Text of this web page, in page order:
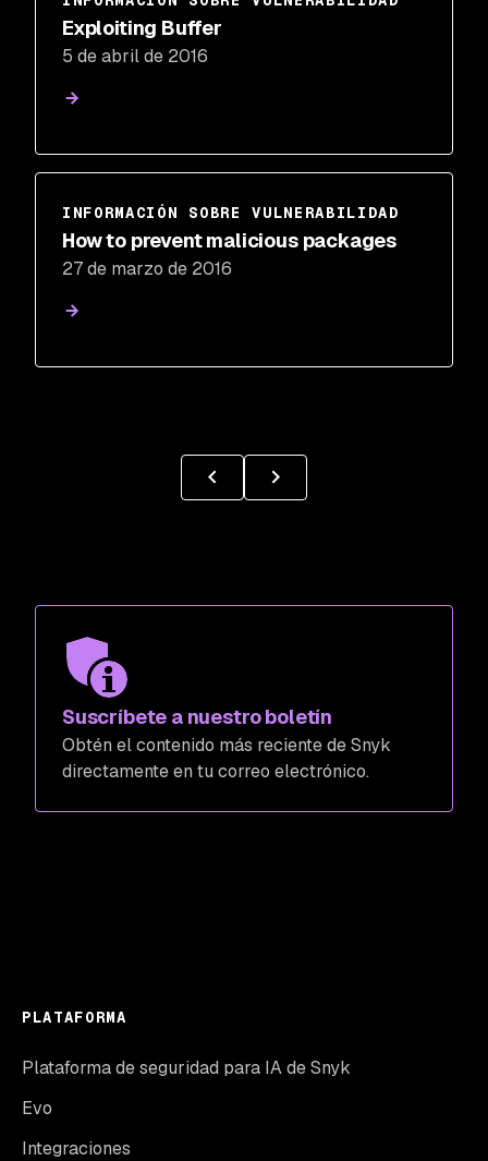
Exploiting Buffer
5 de abril de 2016
INFORMACIÓN SOBRE VULNERABILIDAD
How to prevent malicious packages
27 de marzo de 2016
Suscríbete a nuestro boletín
Obtén el contenido más reciente de Snyk
directamente en tu correo electrónico.
PLATAFORMA
Plataforma de seguridad para IA de Snyk
Evo
Integraciones